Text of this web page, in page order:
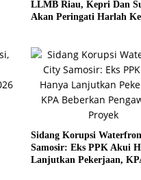
LLMB Riau, Kepri Dan
Akan Peringati Harlah
Sidang Korupsi
Samosir: Eks PPK Akui
Lanjutkan Pekerjaan,